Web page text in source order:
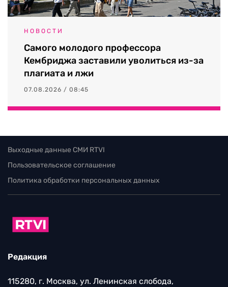
НОВОСТИ
Самого молодого профессора
Кембриджа заставили уволиться из-за
плагиата и лжи
07.08.2026 / 08:45
Выходные данные СМИ RTVI
Пользовательское соглашение
Политика обработки персональных данных
Редакция
115280, г. Москва, ул. Ленинская слобода,